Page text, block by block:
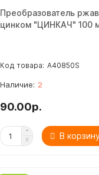
Преобразователь
цинком "ЦИНКАЧ" 100
A40850S
2
90.00р.
В